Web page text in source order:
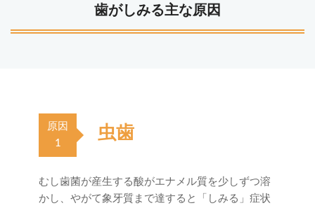
歯がしみる主な原因
原因
1
虫歯
むし歯菌が産生する酸がエナメル質を少しずつ溶
かし、やがて象牙質まで達すると「しみる」症状